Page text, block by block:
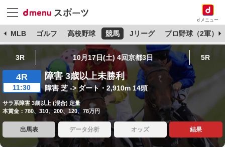
dメニュー
MLB ゴルフ 高校野球 競馬 Jリーグ プロ野球（2軍）
3R 10月17日(土) 4回京都3日 5R
4R
11:30
障害 3歳以上未勝利
障害 芝 -> ダート・2,910m 14頭
サラ系障害 3歳以上 (混合) 定量
本賞金：780、310、200、120、78万円
出馬表 データ分析 オッズ 結果